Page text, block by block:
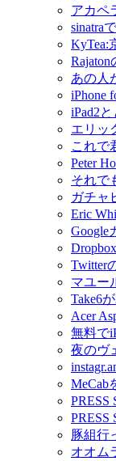
アカペ
sinatra
KyTea:
あの人
iPhone
iPad2
エリッ
これで
Peter
それで
ガチャ
Eric
Google
Twitter
マユー
Take6
Acer
無料で
夜のヴ
MeCab
PRESS
豚組行
オオム